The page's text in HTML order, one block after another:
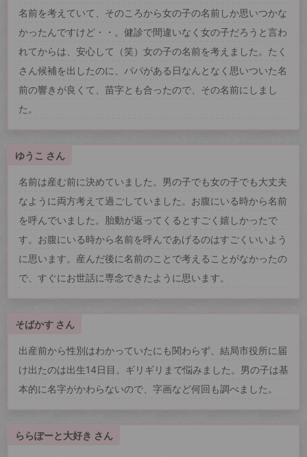
名前を考えていて、そのころから女の子の名前しか思いつかな
かったんですけど・・。健診で間違いなく女の子だろうと言わ
れてからは、安心して（笑）女の子の名前を考えました。たく
さん候補を出したのに、パパがある日なんとなく思いついた名
前の響きが良くて、苗字とも合ったので、その名前にしまし
た。
ゆうこ さん
名前は産む前に決めていました。男の子でも女の子でも大丈夫
なように両方考えて過ごしていました。お腹にいる時から名前
を呼んでいました。胎動が返ってくるとすごく嬉しかったで
す。お腹にいる時から名前を呼んであげるのはすごくいいよう
に思います。産んだ後に名前のことで考えることがなかったの
で、すぐにお世話に専念できたように思います。
そばかす さん
出産前から性別はわかっていたにも関わらず、結局市役所に届
け出たのは出生14日目。ギリギリまで悩みました。男の子は基
本的に名字がかわらないので、字画など何回も調べました。
ららぽーと大好き さん